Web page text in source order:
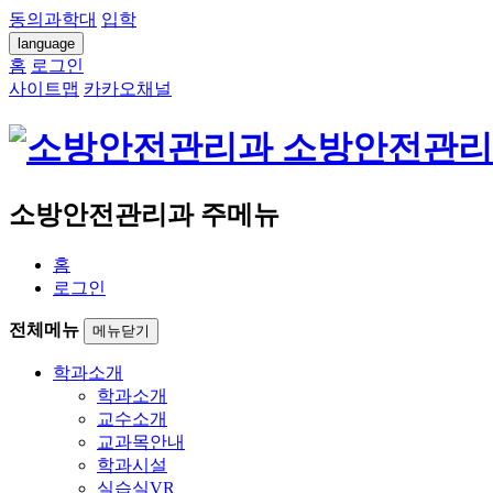
동의과학대 입학
language
홈 로그인
사이트맵 카카오채널
소방안전관
소방안전관리과 주메뉴
홈
로그인
전체메뉴 메뉴닫기
학과소개
학과소개
교수소개
교과목안내
학과시설
실습실VR